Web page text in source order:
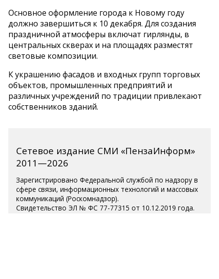
Основное оформление города к Новому году
должно завершиться к 10 декабря. Для создания
праздничной атмосферы включат гирлянды, в
центральных скверах и на площадях разместят
световые композиции.
К украшению фасадов и входных групп торговых
объектов, промышленных предприятий и
различных учреждений по традиции привлекают
собственников зданий.
Сетевое издание СМИ «ПензаИнформ»
2011—2026
Зарегистрировано Федеральной службой по надзору в
сфере связи, информационных технологий и массовых
коммуникаций (Роскомнадзор).
Свидетельство ЭЛ № ФС 77-77315 от 10.12.2019 года.